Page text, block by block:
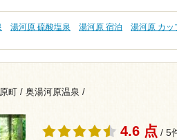
湯河原 硫酸塩泉 湯河原 宿泊 湯河原 カッ
町 / 奥湯河原温泉 /
4.6 点 / 5